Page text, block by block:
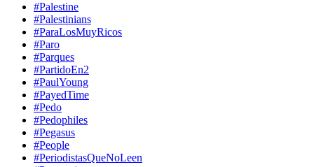
#Palestine
#Palestinians
#ParaLosMuyRicos
#Paro
#Parques
#PartidoEn2
#PaulYoung
#PayedTime
#Pedo
#Pedophiles
#Pegasus
#People
#PeriodistasQueNoLeen